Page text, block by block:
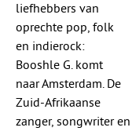
liefhebbers van
oprechte pop, folk
en indierock:
Booshle G. komt
naar Amsterdam. De
Zuid-Afrikaanse
zanger, songwriter